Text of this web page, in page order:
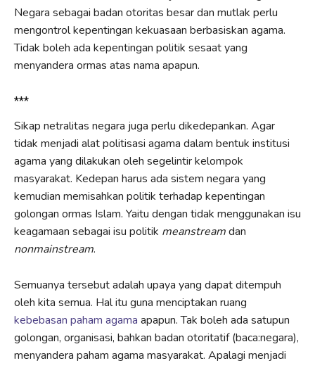
Negara sebagai badan otoritas besar dan mutlak perlu
mengontrol kepentingan kekuasaan berbasiskan agama.
Tidak boleh ada kepentingan politik sesaat yang
menyandera ormas atas nama apapun.
***
Sikap netralitas negara juga perlu dikedepankan. Agar
tidak menjadi alat politisasi agama dalam bentuk institusi
agama yang dilakukan oleh segelintir kelompok
masyarakat. Kedepan harus ada sistem negara yang
kemudian memisahkan politik terhadap kepentingan
golongan ormas Islam. Yaitu dengan tidak menggunakan isu
keagamaan sebagai isu politik meanstreamdan
nonmainstream.
Semuanya tersebut adalah upaya yang dapat ditempuh
oleh kita semua. Hal itu guna menciptakan ruang
kebebasan paham agama apapun. Tak boleh ada satupun
golongan, organisasi, bahkan badan otoritatif (baca:negara),
menyandera paham agama masyarakat. Apalagi menjadi